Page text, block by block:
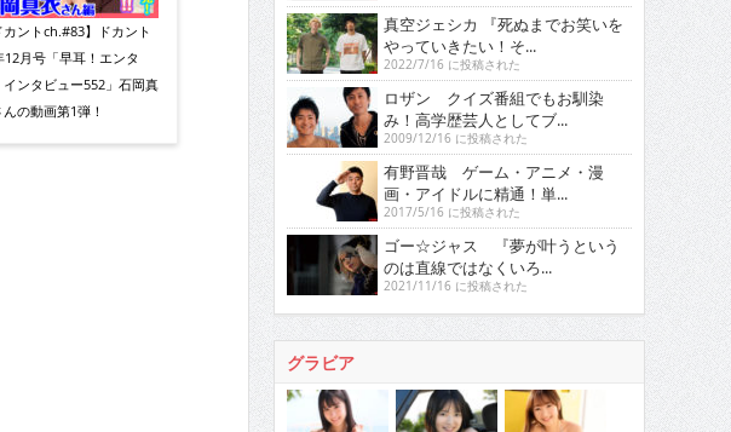
カントch.#83】ドカント
12月号「早耳！エンタ
インタビュー552」石岡真
の動画第1弾！
真空ジェシカ 『死ぬまでお笑いを
やっていきたい！そ...
2022/7/16 に投稿された
ロザン クイズ番組でもお馴染
み！高学歴芸人としてブ...
2009/12/16 に投稿された
有野晋哉 ゲーム・アニメ・漫
画・アイドルに精通！単...
2017/5/16 に投稿された
ゴー☆ジャス 『夢が叶うという
のは直線ではなくいろ...
2021/11/16 に投稿された
グラビア